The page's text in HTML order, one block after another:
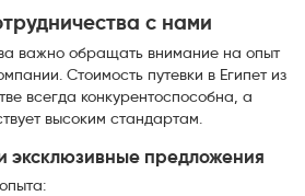
с нами
важно обращать внимание на опыт
Стоимость путевки в Египет из
всегда конкурентоспособна, а
высоким стандартам.
эксклюзивные предложения